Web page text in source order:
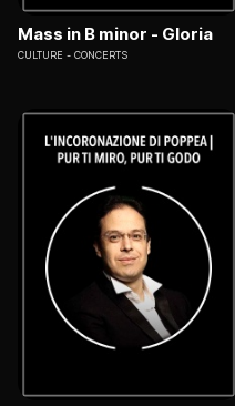
Mass in B minor - Gloria
CULTURE CONCERTS